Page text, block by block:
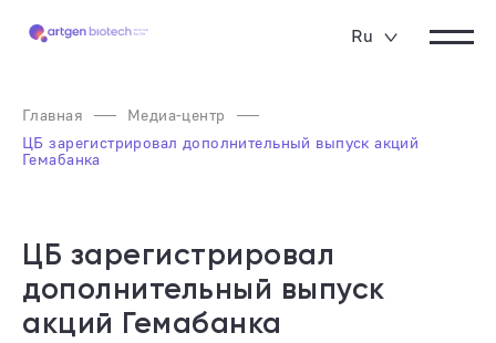
Ru
Главная
Медиа-центр
ЦБ зарегистрировал дополнительный выпуск акций
Гемабанка
ЦБ зарегистрировал
дополнительный выпуск
акций Гемабанка